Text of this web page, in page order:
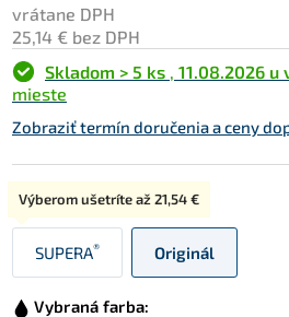
vrátane DPH
25,14 € bez DPH
Skladom > 5 ks , 11.08.2026 u
mieste
Zobraziť termín doručenia a ceny
Typ:
SUPERA®
Výberom ušetríte až21,54 €
Originál
Vybraná farba: